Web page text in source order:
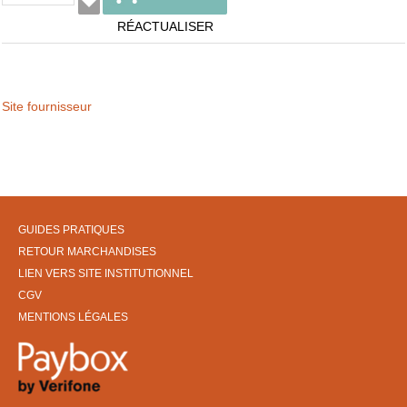
RÉACTUALISER
Site fournisseur
GUIDES PRATIQUES
RETOUR MARCHANDISES
LIEN VERS SITE INSTITUTIONNEL
CGV
MENTIONS LÉGALES